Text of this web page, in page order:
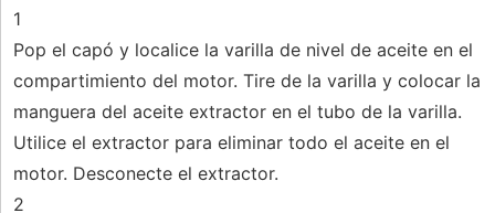
1
Pop el capó y localice la varilla de nivel de aceite en el
compartimiento del motor. Tire de la varilla y colocar la
manguera del aceite extractor en el tubo de la varilla.
Utilice el extractor para eliminar todo el aceite en el
motor. Desconecte el extractor.
2